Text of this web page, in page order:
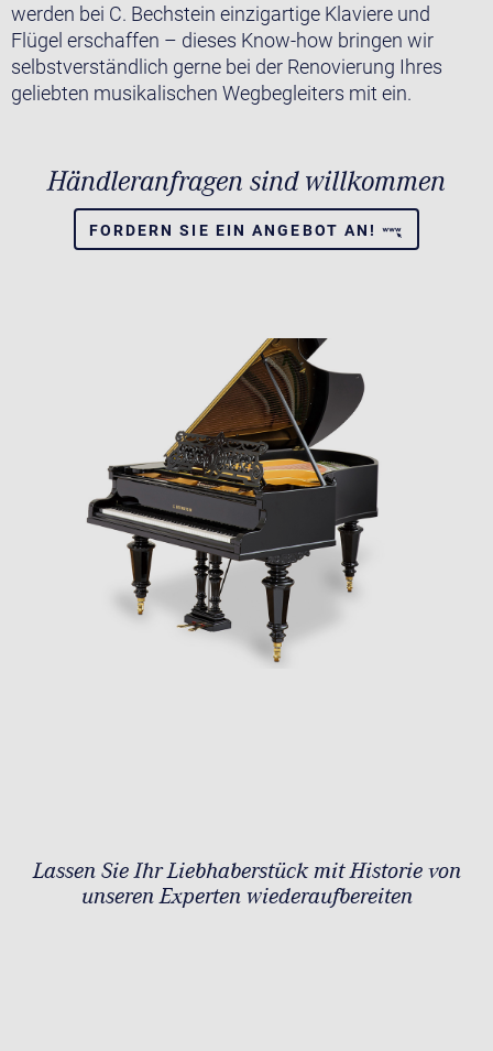
werden bei C. Bechstein einzigartige Klaviere und
Flügel erschaffen – dieses Know-how bringen wir
selbstverständlich gerne bei der Renovierung Ihres
geliebten musikalischen Wegbegleiters mit ein.
Händleranfragen sind willkommen
FORDERN SIE EIN ANGEBOT AN!
Lassen Sie Ihr Liebhaberstück mit Historie von
unseren Experten wiederaufbereiten